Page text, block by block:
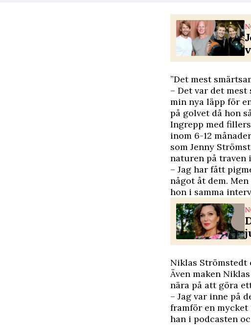
”Det mest
– Det var det
min nya läpp för
på golvet då hon
Ingrepp med
inom 6-12
som Jenny
naturen på traven
– Jag har fått
något åt dem.
hon i samma
Niklas Strömstedt
Även maken
nära på att göra
– Jag var inne på
framför en
han i podcasten